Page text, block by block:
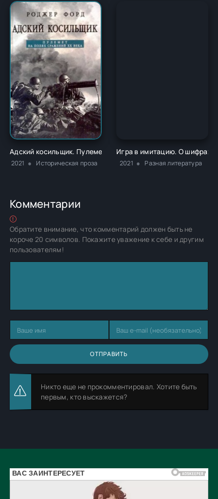
Адский косильщик. Пулемет на полях сражений XX века -
2021 Историческая проза
Игра в имитацию. О шифрах,
2021 Разная литература
Комментарии
Обратите внимание, что комментарий должен быть не
короче 20 символов. Покажите уважение к себе и другим
пользователям!
ОТПРАВИТЬ
Никто еще не прокомментировал. Хотите быть
первым, кто выскажется?